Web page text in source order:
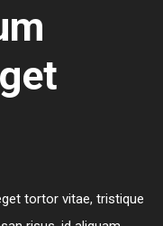
tortor vitae, tristique